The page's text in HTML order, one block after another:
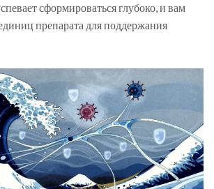
сформироваться глубоко, и вам
препарата для поддержания